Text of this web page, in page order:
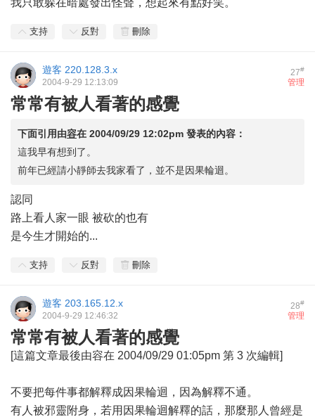
我只敢躲在暗處發出怪聲，想起來有點好笑。
支持 反對 刪除
27#
遊客 220.128.3.x
管理
2004-9-29 12:13:09
常常有被人看著的感覺
下面引用由容在 2004/09/29 12:02pm 發表的內容：
這我早有想到了。
前年已經請小靜師去我家看了，並不是因果輪迴。
認同
路上看人家一眼 被砍的也有
是今生才開始的...
支持 反對 刪除
28#
遊客 203.165.12.x
管理
2004-9-29 12:46:32
常常有被人看著的感覺
[這篇文章最後由容在 2004/09/29 01:05pm 第 3 次編輯]
不要把每件事都解釋成因果輪迴，因為解釋不通。
有人被邪靈附身，若用因果輪迴解釋的話，那麼那人曾經是